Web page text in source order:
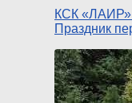
КСК «ЛАИР»
Праздник